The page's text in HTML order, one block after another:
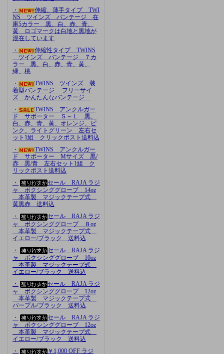
・
伸縮、薄手タイプ TWI
NS ツインズ バンテージ 在
庫5カラー 黒、白、赤、青、
黄 ロゴマークは白地と黒地が
混在しています
・
伸縮性タイプ TWINS
ツインズ バンテージ ７カ
ラー 黒、白、赤、青、黄、
緑、桃
・
TWINS ツインズ 装
着型バンテージ フリーサイ
ズ かんたんなバンテージ
・
TWINS アンクルガー
ド サポーター Ｓ～Ｌ 黒、
白、赤、青、黄、オレンジ、ピ
ンク、ライトグリーン 左右セ
ット1組 クリックポスト送料込
・
TWINS アンクルガー
ド サポーター Mサイズ 黒/
赤 黒/青 左右セット1組 ク
リックポスト送料込
・
セール RAJA ラジ
ャ ボクシンググローブ 14oz
本革製 マジックテープ式
黄黒赤 送料込
・
セール RAJA ラジ
ャ ボクシンググローブ ８oz
本革製 マジックテープ式
イエロー/ブラック 送料込
・
セール RAJA ラジ
ャ ボクシンググローブ 10oz
本革製 マジックテープ式
イエロー/ブラック 送料込
・
セール RAJA ラジ
ャ ボクシンググローブ 12oz
本革製 マジックテープ式
パープル/ブラック 送料込
・
セール RAJA ラジ
ャ ボクシンググローブ 12oz
本革製 マジックテープ式
イエロー/ブラック 送料込
・
￥1,000 OFF ラジ